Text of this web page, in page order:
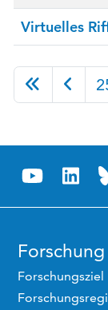
Virtuelles
Forschung
Forschungsziel